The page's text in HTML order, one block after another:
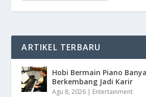
ARTIKEL TERBARU
Hobi Bermain Piano
Berkembang Jadi Karir
Agu 8, 2026 | Entertainment